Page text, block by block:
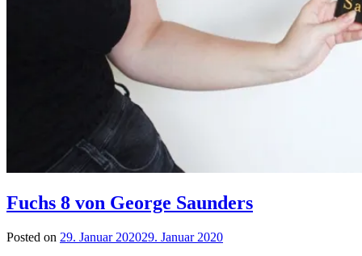
Fuchs 8 von George Saunders
Posted on 29. Januar 202029. Januar 2020